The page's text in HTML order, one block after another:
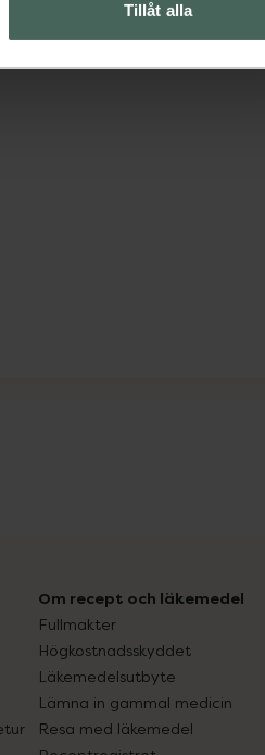
Tillåt alla
Om recept och läkemedel
Fullmakter
Högkostnadsskyddet
Läkemedelsutbyte
Lämna in gammal medicin
Resa med läkemedel